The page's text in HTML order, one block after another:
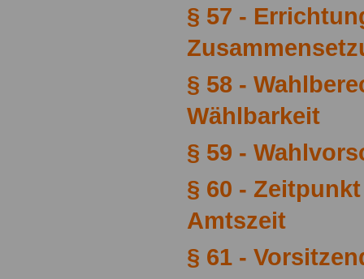
§ 57 -
§ 58 -
Wählbarkeit
§ 59 -
§ 60 -
Amtszeit
§ 61 -